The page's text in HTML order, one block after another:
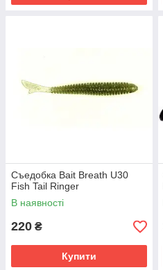
Съедобка Bait Breath U30
Fish Tail Ringer
В наявності
220 ₴
Купити